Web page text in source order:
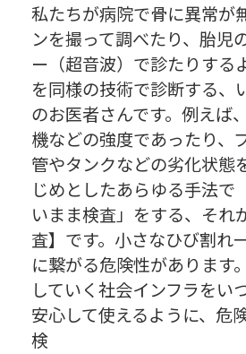
私たちが病院で骨に異常が
ンを撮って調べたり、胎児
ー（超音波）で診たりする
を同様の技術で診断する、
のお医者さんです。例えば
機などの強度であったり、
管やタンクなどの劣化状態
じめとしたあらゆる手法で
いまま検査」をする、それ
査】です。小さなひび割れ
に繋がる危険性があります
していく社会インフラをい
安心して使えるように、危
検